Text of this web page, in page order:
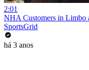
2:01
NHA Customers in Limbo
SportsGrid
há 3 anos